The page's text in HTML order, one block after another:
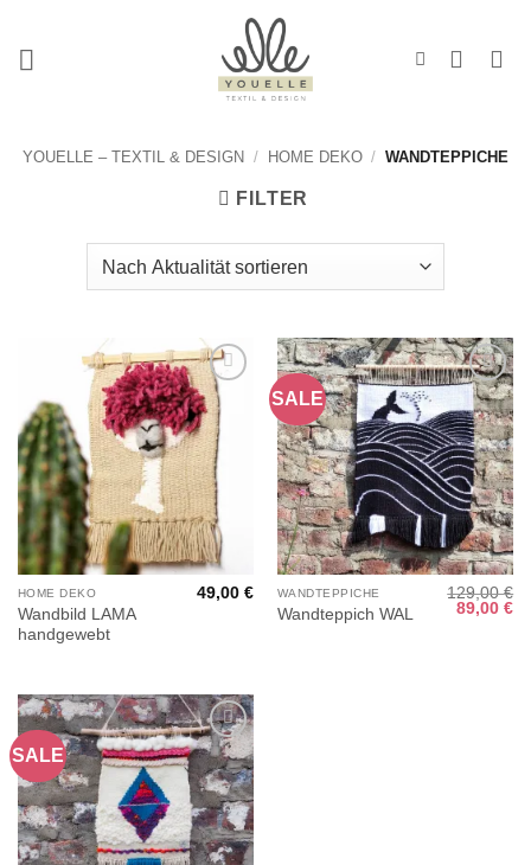
springen
YOUELLE – TEXTIL & DESIGN / HOME DEKO / WANDTEPPICHE
FILTER
Add to
wishlist
HOME DEKO
Wandbild LAMA
handgewebt
49,00€
SALE
Add to
wishlist
WANDTEPPICHE
Wandteppich WAL
129,00€
89,00€
SALE
Add to
wishlist